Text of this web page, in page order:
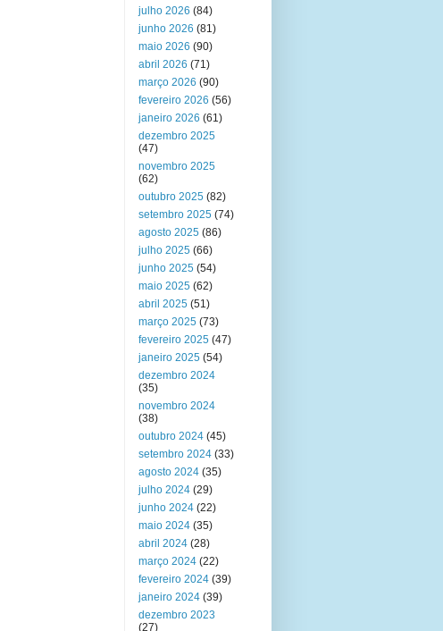
julho 2026 (84)
junho 2026 (81)
maio 2026 (90)
abril 2026 (71)
março 2026 (90)
fevereiro 2026 (56)
janeiro 2026 (61)
dezembro 2025
(47)
novembro 2025
(62)
outubro 2025 (82)
setembro 2025 (74)
agosto 2025 (86)
julho 2025 (66)
junho 2025 (54)
maio 2025 (62)
abril 2025 (51)
março 2025 (73)
fevereiro 2025 (47)
janeiro 2025 (54)
dezembro 2024
(35)
novembro 2024
(38)
outubro 2024 (45)
setembro 2024 (33)
agosto 2024 (35)
julho 2024 (29)
junho 2024 (22)
maio 2024 (35)
abril 2024 (28)
março 2024 (22)
fevereiro 2024 (39)
janeiro 2024 (39)
dezembro 2023
(27)